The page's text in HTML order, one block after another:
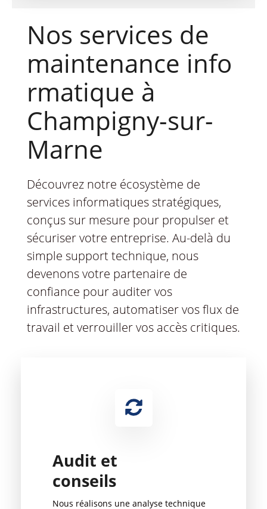
Nos services de
maintenance info
rmatique à
Champigny-sur-
Marne
Découvrez notre écosystème de
services informatiques stratégiques,
conçus sur mesure pour propulser et
sécuriser votre entreprise. Au-delà du
simple support technique, nous
devenons votre partenaire de
confiance pour auditer vos
infrastructures, automatiser vos flux de
travail et verrouiller vos accès critiques.
Audit et
conseils
Nous réalisons une analyse technique